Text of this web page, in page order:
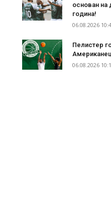
основан на
година!
06.08.2026
Пелистер
06.08.2026